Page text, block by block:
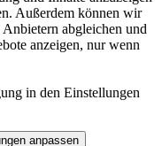
Außerdem können wir
abgleichen und
anzeigen, nur wenn
in den Einstellungen
anpassen